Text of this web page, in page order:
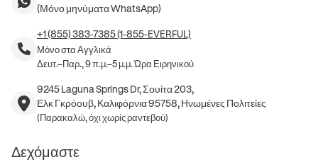
(Μόνο μηνύματα WhatsApp)
+1 (855) 383-7385 (1-855-EVERFUL)
Μόνο στα Αγγλικά
Δευτ.–Παρ., 9 π.μ.–5 μ.μ. Ώρα Ειρηνικού
9245 Laguna Springs Dr, Σουίτα 203,
Ελκ Γκρόουβ, Καλιφόρνια 95758, Ηνωμένες Πολιτείες
(Παρακαλώ, όχι χωρίς ραντεβού)
Δεχόμαστε